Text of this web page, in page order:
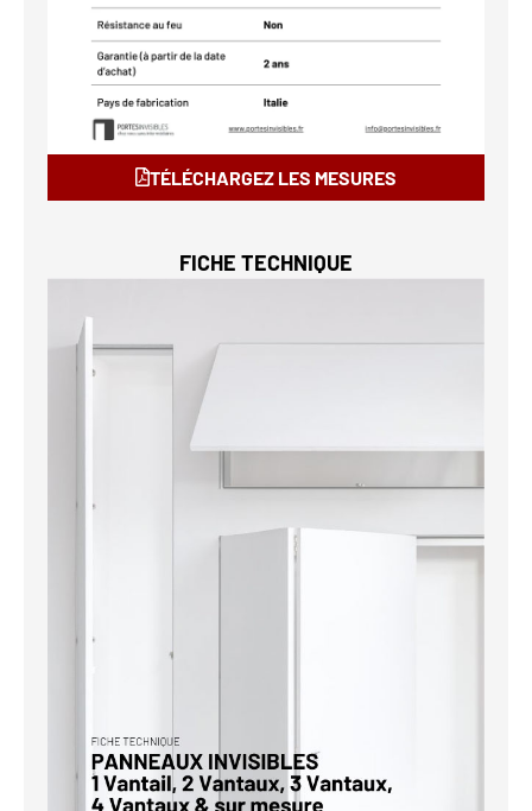
TÉLÉCHARGEZ LES MESURES
FICHE TECHNIQUE